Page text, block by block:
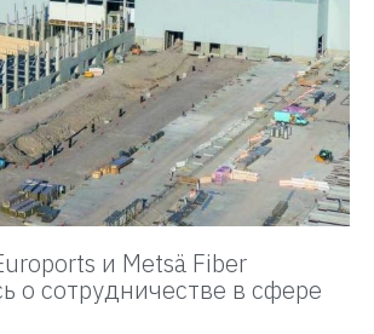
и Metsä Fiber
о сотрудничестве в сфере